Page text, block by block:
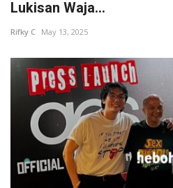
Lukisan Waja...
Rifky C May 13, 2025